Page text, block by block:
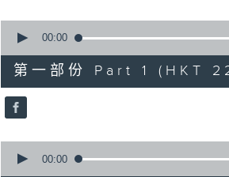
90%
seconds
52
minutes,
30
seconds
90%
00:00
第一部份 Part 1 (HKT
seconds
00:00